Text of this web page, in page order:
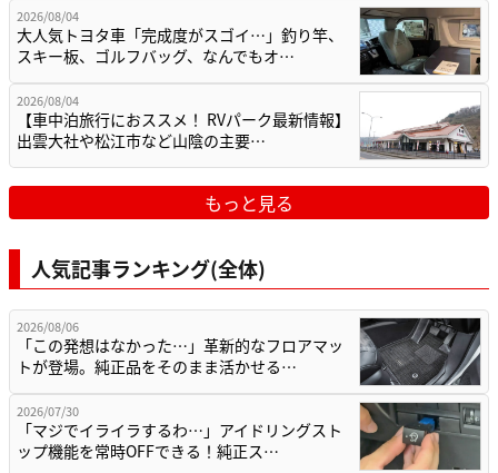
2026/08/04
大人気トヨタ車「完成度がスゴイ…」釣り竿、
スキー板、ゴルフバッグ、なんでもオ…
2026/08/04
【車中泊旅行におススメ！ RVパーク最新情報】
出雲大社や松江市など山陰の主要…
もっと見る
人気記事ランキング(全体)
2026/08/06
「この発想はなかった…」革新的なフロアマッ
トが登場。純正品をそのまま活かせる…
2026/07/30
「マジでイライラするわ…」アイドリングスト
ップ機能を常時OFFできる！純正ス…